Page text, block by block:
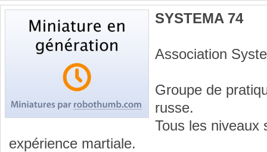
SYSTEMA 74
Association
Groupe de
russe.
Tous les niveaux
expérience martiale.